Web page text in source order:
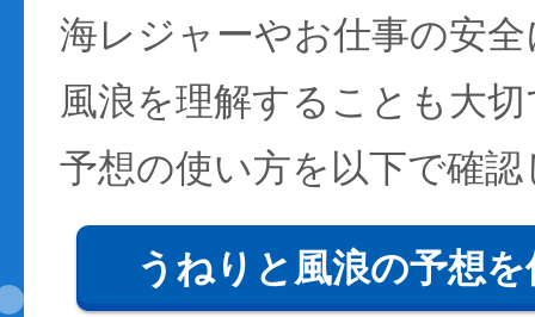
海レジャーやお仕事の安
風浪を理解することも大
予想の使い方を以下で確
うねりと風浪の予想